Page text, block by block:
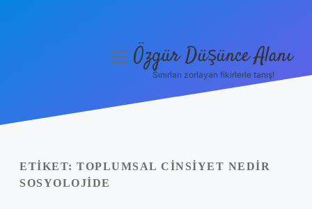
Yasal Uyarı
menüyüÖzgür Düşünce Alanı
Sınırları zorlayan fikirlerle tanış!
ETIKET: TOPLUMSAL CINSIYET NEDIR
SOSYOLOJIDE